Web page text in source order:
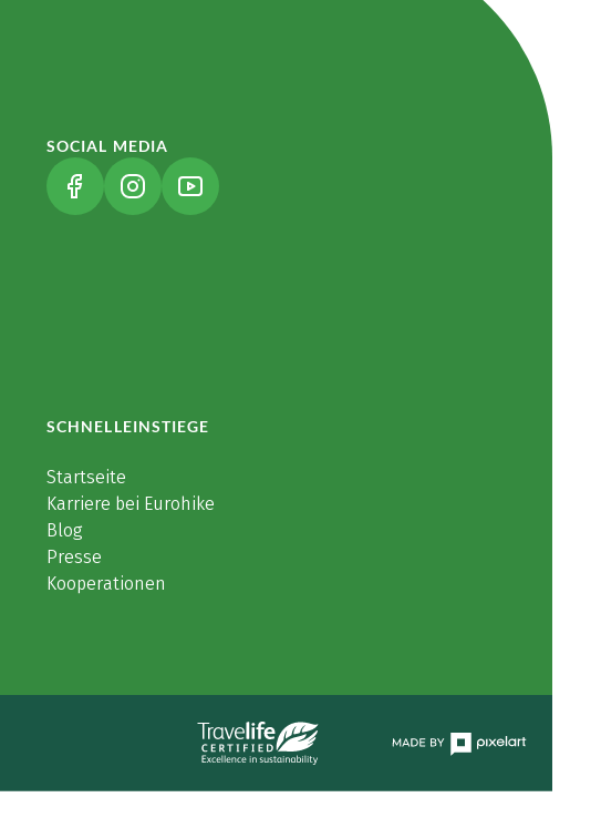
SOCIAL MEDIA
(LINK ÖFFNET IN NEUEM TAB)
(LINK ÖFFNET IN NEUEM TAB)
(LINK ÖFFNET IN NEUEM TAB)
SCHNELLEINSTIEGE
Startseite
Karriere bei Eurohike
Blog
Presse
Kooperationen